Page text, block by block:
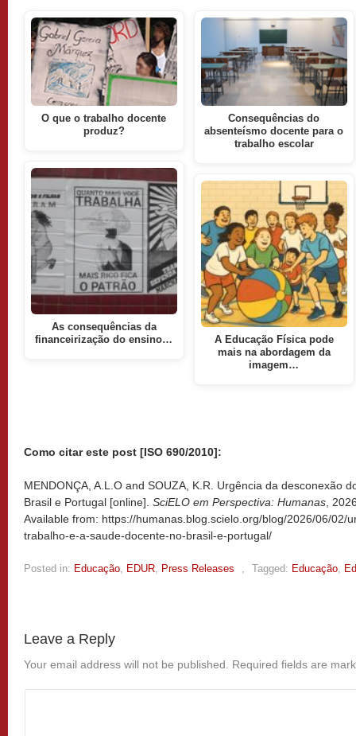
O que o trabalho docente
produz?
As consequências da
financeirização do ensino…
Consequências do
absenteísmo docente para o
trabalho escolar
A Educação Física pode
mais na abordagem da
imagem…
Como citar este post [ISO 690/2010]:
MENDONÇA, A.L.O and SOUZA, K.R. Urgência da desconexão
Brasil e Portugal [online]. SciELO em Perspectiva: Humanas,
Available from: https://humanas.blog.scielo.org/blog/2026/06/02/
trabalho-e-a-saude-docente-no-brasil-e-portugal/
Posted in: Educação, EDUR, Press Releases , Tagged: Educação,
Leave a Reply
Your email address will not be published. Required fields are